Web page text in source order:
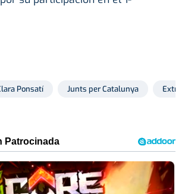
Ponsatí Junts per Catalunya